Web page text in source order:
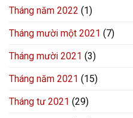
Tháng năm 2022 (1)
Tháng mười một 2021 (7)
Tháng mười 2021 (3)
Tháng năm 2021 (15)
Tháng tư 2021 (29)